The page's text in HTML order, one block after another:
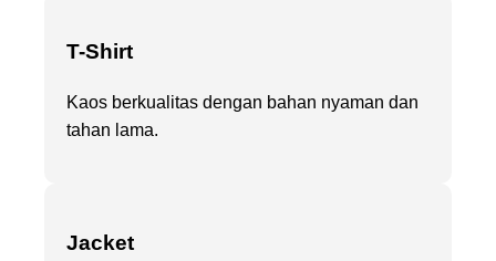
T-Shirt
Kaos berkualitas dengan bahan nyaman dan
tahan lama.
Jacket